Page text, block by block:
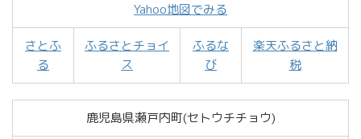
Yahoo地図でみる
さとふ
る
ふるさとチョイ
ス
ふるな
び
楽天ふるさと納
税
鹿児島県瀬戸内町(セトウチチョウ)